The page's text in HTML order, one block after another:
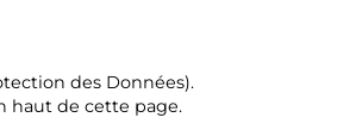
des Données).
haut de cette page.